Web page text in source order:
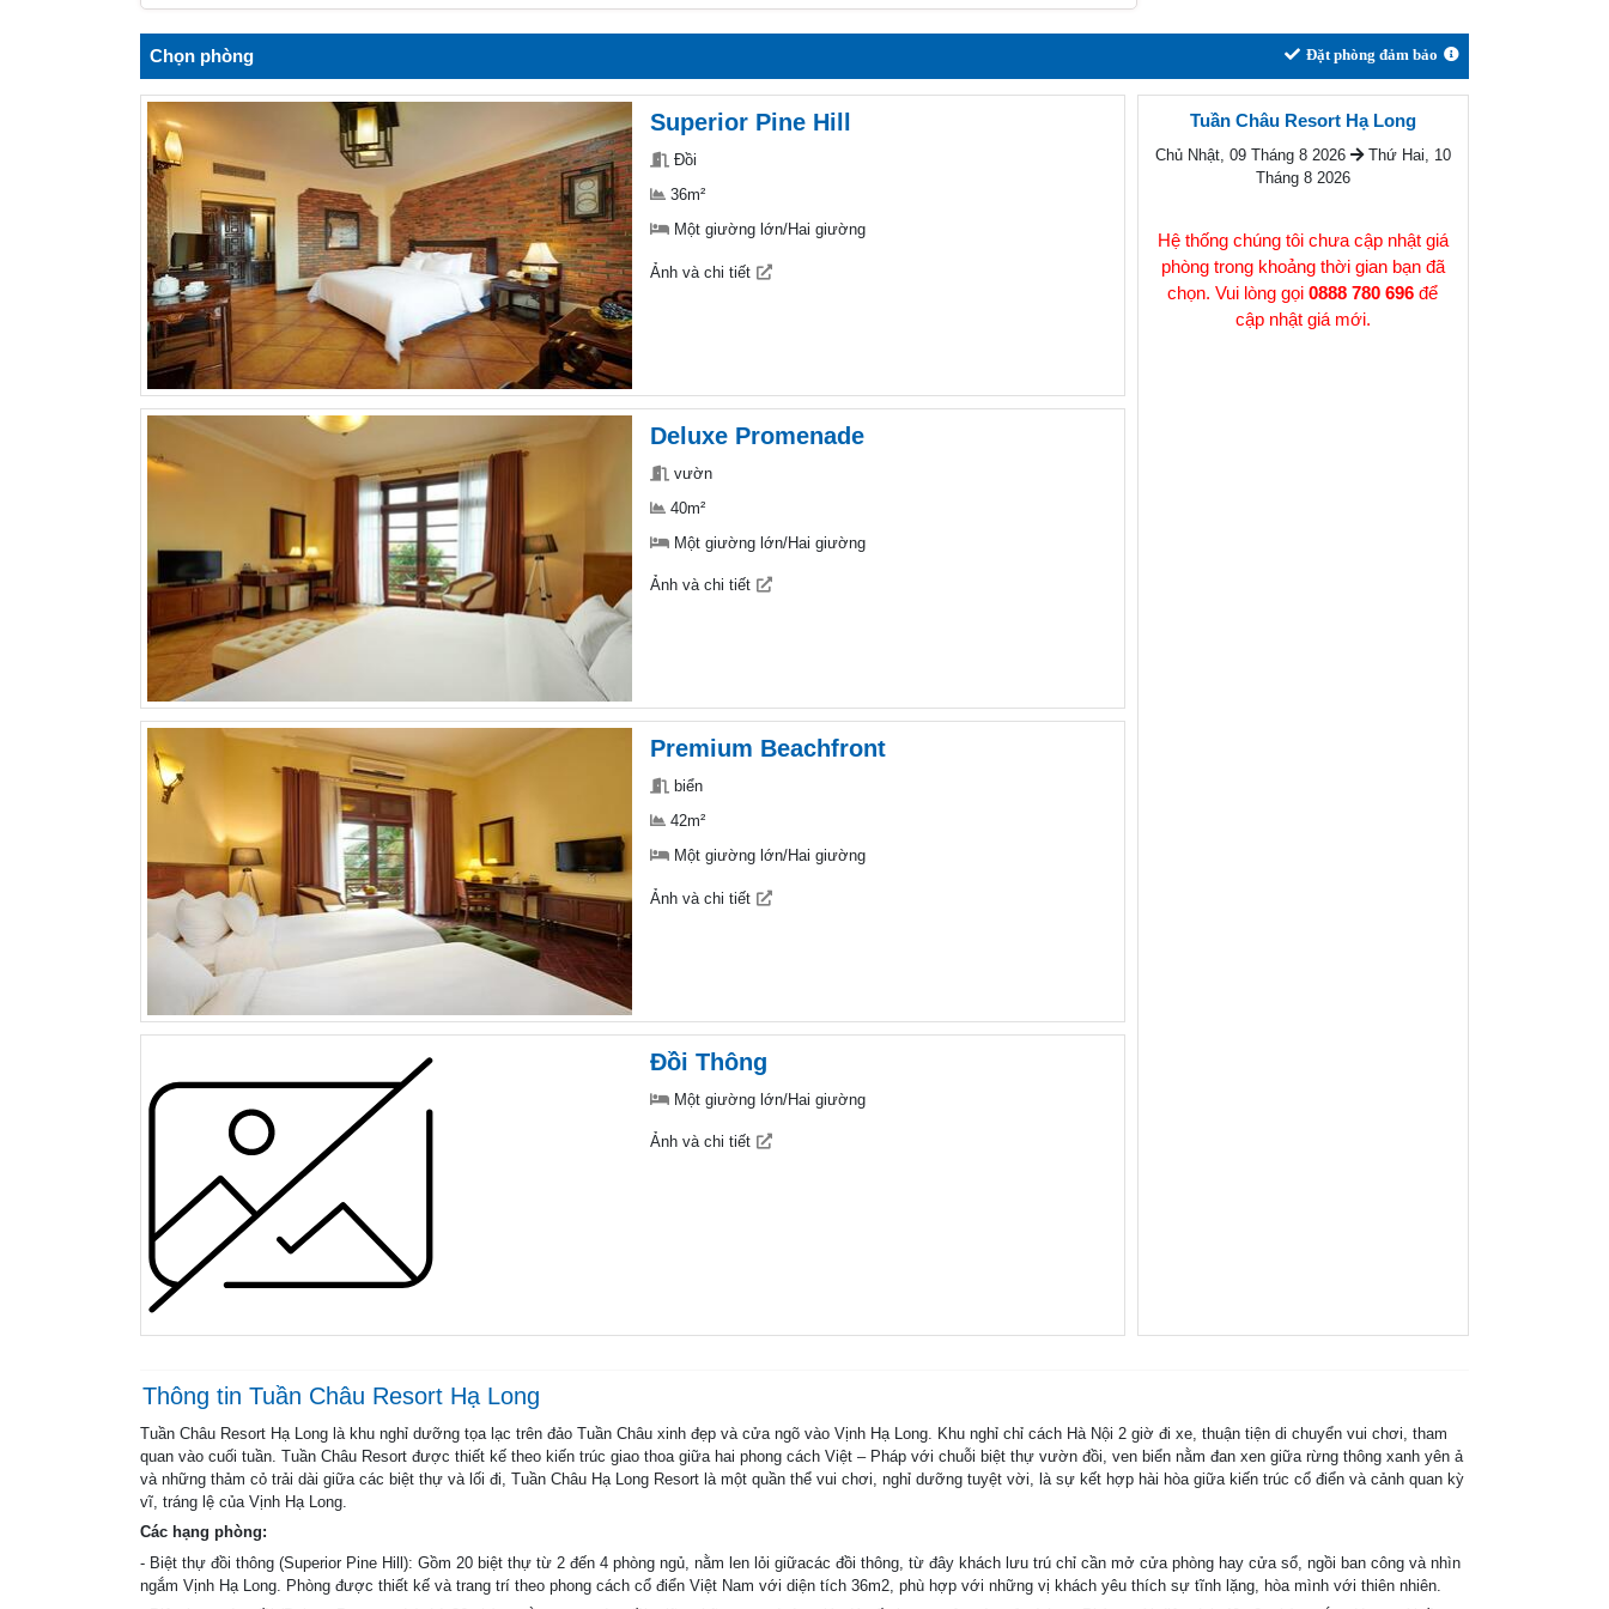
Chọn phòng Đặt phòng đảm bảo
Superior Pine Hill
Đồi
36m²
Một giường lớn/Hai giường
Ảnh và chi tiết
Deluxe Promenade
vườn
40m²
Một giường lớn/Hai giường
Ảnh và chi tiết
Premium Beachfront
biển
42m²
Một giường lớn/Hai giường
Ảnh và chi tiết
Đồi Thông
Một giường lớn/Hai giường
Ảnh và chi tiết
Tuần Châu Resort Hạ Long
Chủ Nhật, 09 Tháng 8 2026
Thứ Hai, 10
Tháng 8 2026
Hệ thống chúng tôi chưa cập nhật giá
phòng trong khoảng thời gian bạn đã
chọn. Vui lòng gọi0888 780 696 để
cập nhật giá mới.
Thông tin Tuần Châu Resort Hạ Long
Tuần Châu Resort Hạ Long là khu nghỉ dưỡng tọa lạc trên đảo Tuần Châu xinh đẹp và cửa ngõ vào Vịnh Hạ Long. Khu nghỉ chỉ cách Hà Nội 2 giờ đi xe, thuận tiện di chuyển vui chơi, tham
quan vào cuối tuần. Tuần Châu Resort được thiết kế theo kiến trúc giao thoa giữa hai phong cách Việt – Pháp với chuỗi biệt thự vườn đồi, ven biển nằm đan xen giữa rừng thông xanh yên ả
và những thảm cỏ trải dài giữa các biệt thự và lối đi, Tuần Châu Hạ Long Resort là một quần thể vui chơi, nghỉ dưỡng tuyệt vời, là sự kết hợp hài hòa giữa kiến trúc cổ điển và cảnh quan kỳ
vĩ, tráng lệ của Vịnh Hạ Long.
Các hạng phòng:
- Biệt thự đồi thông (Superior Pine Hill): Gồm 20 biệt thự từ 2 đến 4 phòng ngủ, nằm len lỏi giữacác đồi thông, từ đây khách lưu trú chỉ cần mở cửa phòng hay cửa sổ, ngồi ban công và nhìn
ngắm Vịnh Hạ Long. Phòng được thiết kế và trang trí theo phong cách cổ điển Việt Nam với diện tích 36m2, phù hợp với những vị khách yêu thích sự tĩnh lặng, hòa mình với thiên nhiên.